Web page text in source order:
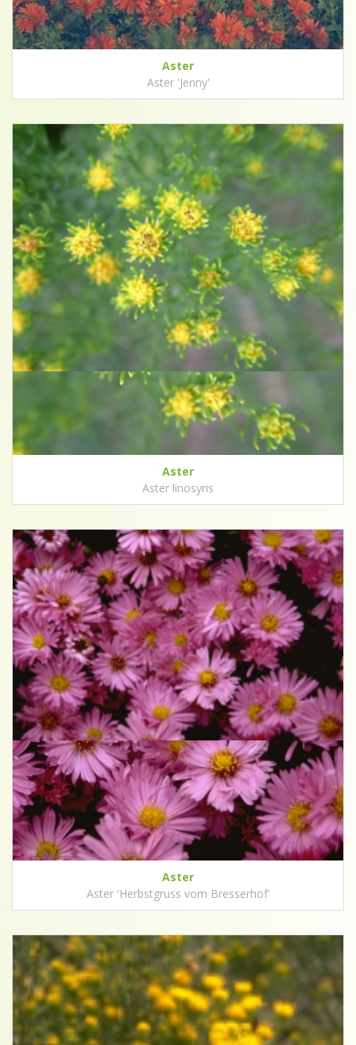
Aster
Aster 'Jenny'
Aster
Aster linosyris
Aster
Aster 'Herbstgruss vom Bresserhof'